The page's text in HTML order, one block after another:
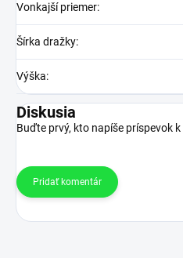
Vonkajší priemer:
Šírka dražky:
Výška:
Diskusia
Buďte prvý, kto napíše príspevok
Pridať komentár